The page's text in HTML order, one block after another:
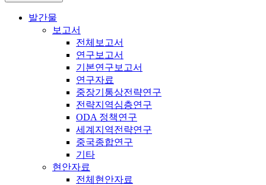
발간물
보고서
전체보고서
연구보고서
기본연구보고서
연구자료
중장기통상전략연구
전략지역심층연구
ODA 정책연구
세계지역전략연구
중국종합연구
기타
현안자료
전체현안자료